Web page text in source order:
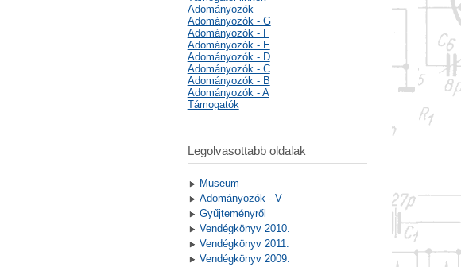
Adományozók
Adományozók - G
Adományozók - F
Adományozók - E
Adományozók - D
Adományozók - C
Adományozók - B
Adományozók - A
Támogatók
Legolvasottabb oldalak
Museum
Adományozók - V
Gyűjteményről
Vendégkönyv 2010.
Vendégkönyv 2011.
Vendégkönyv 2009.